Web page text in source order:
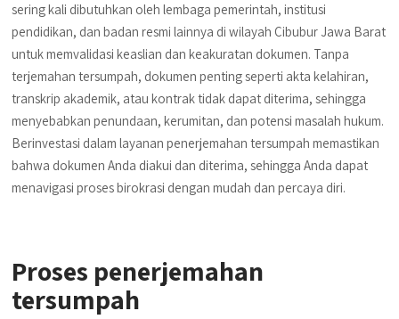
sering kali dibutuhkan oleh lembaga pemerintah, institusi
pendidikan, dan badan resmi lainnya di wilayah Cibubur Jawa Barat
untuk memvalidasi keaslian dan keakuratan dokumen. Tanpa
terjemahan tersumpah, dokumen penting seperti akta kelahiran,
transkrip akademik, atau kontrak tidak dapat diterima, sehingga
menyebabkan penundaan, kerumitan, dan potensi masalah hukum.
Berinvestasi dalam layanan penerjemahan tersumpah memastikan
bahwa dokumen Anda diakui dan diterima, sehingga Anda dapat
menavigasi proses birokrasi dengan mudah dan percaya diri.
Proses penerjemahan
tersumpah